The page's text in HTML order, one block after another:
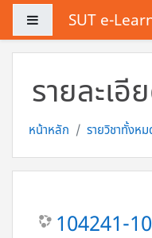
ข้ามไปที่เนื้อหาหลัก
Side panelSUT e-
รายละเอี
หน้าหลัก รายวิชาทั้งหม
104241-